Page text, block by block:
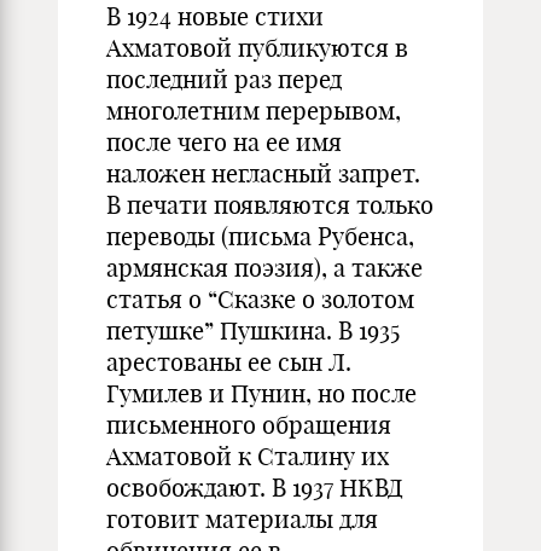
В 1924 новые стихи
Ахматовой публикуются в
последний раз перед
многолетним перерывом,
после чего на ее имя
наложен негласный запрет.
В печати появляются только
переводы (письма Рубенса,
армянская поэзия), а также
статья о “Сказке о золотом
петушке” Пушкина. В 1935
арестованы ее сын Л.
Гумилев и Пунин, но после
письменного обращения
Ахматовой к Сталину их
освобождают. В 1937 НКВД
готовит материалы для